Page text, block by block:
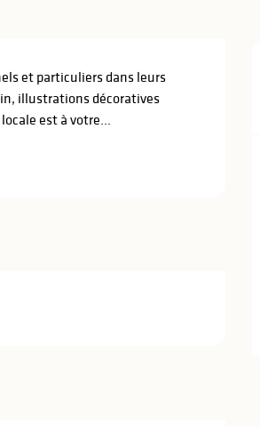
et particuliers dans leurs
illustrations décoratives
est à votre...